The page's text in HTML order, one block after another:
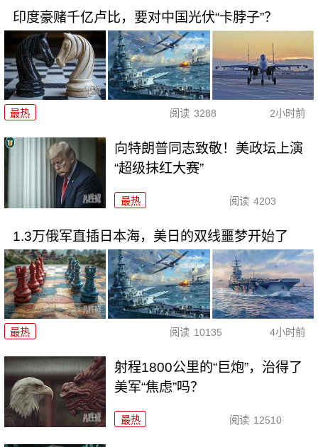
印度豪赌千亿卢比，要对中国光伏“卡脖子”？
最热 阅读 3288 2小时前
向特朗普同志致敬！美政坛上演
“超级抹红大赛”
最热 阅读 4203
1.3万俄军直插日本海，美日的双线噩梦开始了
最热 阅读 10135 4小时前
射程1800公里的“巨炮”，治得了
美军“焦虑”吗？
最热 阅读 12510